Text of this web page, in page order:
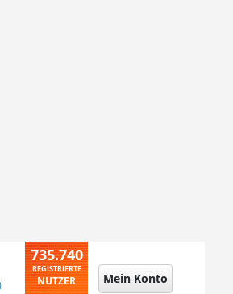
735.740
REGISTRIERTE
NUTZER Mein Konto